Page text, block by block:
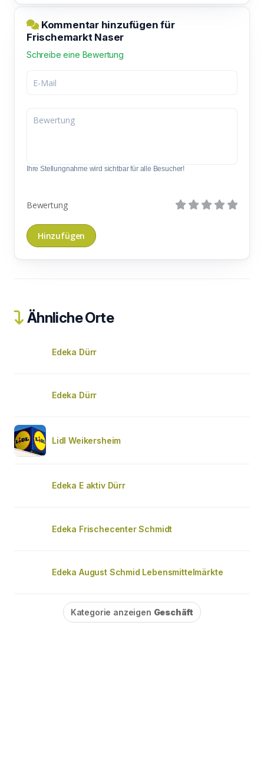
Kommentar hinzufügen für
Frischemarkt Naser
Schreibe eine Bewertung
Ihre Stellungnahme wird sichtbar für alle Besucher!
Bewertung
Ähnliche Orte
Edeka Dürr
Edeka Dürr
Lidl Weikersheim
Edeka E aktiv Dürr
Edeka Frischecenter Schmidt
Edeka August Schmid Lebensmittelmärkte
Kategorie anzeigen Geschäft